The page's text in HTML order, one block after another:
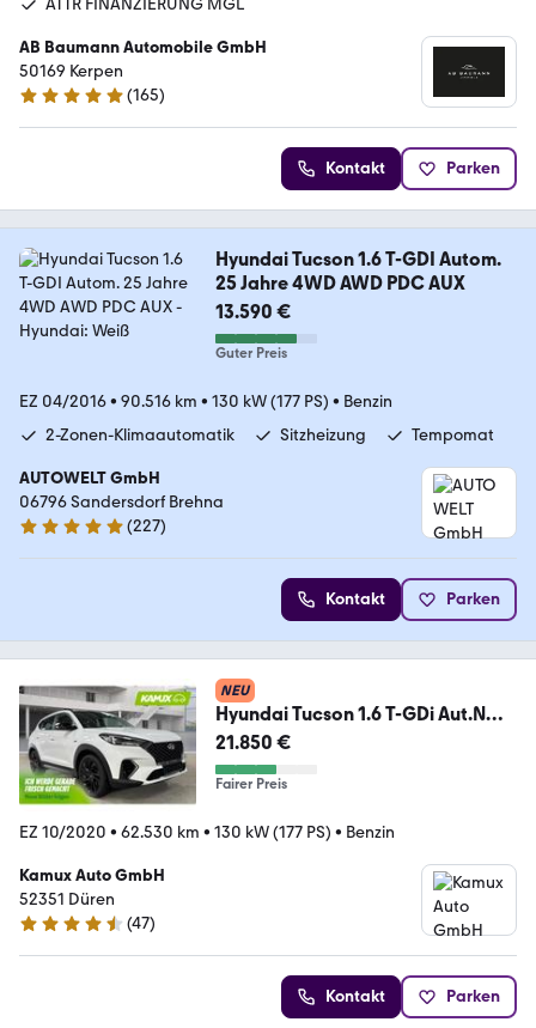
ATTR FINANZIERUNG MGL
AB Baumann Automobile GmbH
50169 Kerpen
4.9 Sterne
(165)
Kontakt Parken
Hyundai Tucson 1.6 T-GDI Autom.
25 Jahre 4WD AWD PDC AUX
13.590 €
Guter Preis
EZ 04/2016• 90.516 km • 130 kW (177 PS) • Benzin
2-Zonen-Klimaautomatik
Sitzheizung Tempomat
AUTOWELT GmbH
06796 Sandersdorf Brehna
4.8 Sterne
(227)
Kontakt Parken
NEU
Hyundai Tucson 1.6 T-GDi Aut.N
Line LED+NAVI+KAMERA+AHK
21.850 €
Fairer Preis
EZ 10/2020 • 62.530 km • 130 kW (177 PS) • Benzin
Kamux Auto GmbH
52351 Düren
4.4 Sterne
(47)
Kontakt Parken